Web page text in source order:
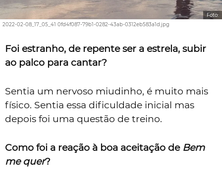
2022-02-08_17_05_41 0fd4f087-79b1-0282-43ab-0312eb583a1d.jpg
Foto:
Foi estranho, de repente ser a estrela, subir
ao palco para cantar?
Sentia um nervoso miudinho, é muito mais
físico. Sentia essa dificuldade inicial mas
depois foi uma questão de treino.
Como foi a reação à boa aceitação de Bem
me quer?